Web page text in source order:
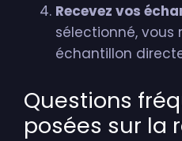
Recevez vos
sélectionné, vous
échantillon
Questions
posées sur la